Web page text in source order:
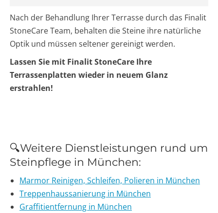
Nach der Behandlung Ihrer Terrasse durch das Finalit
StoneCare Team, behalten die Steine ihre natürliche
Optik und müssen seltener gereinigt werden.
Lassen Sie mit Finalit StoneCare Ihre
Terrassenplatten wieder in neuem Glanz
erstrahlen!
🔍Weitere Dienstleistungen rund um
Steinpflege in München:
Marmor Reinigen, Schleifen, Polieren in München
Treppenhaussanierung in München
Graffitientfernung in München